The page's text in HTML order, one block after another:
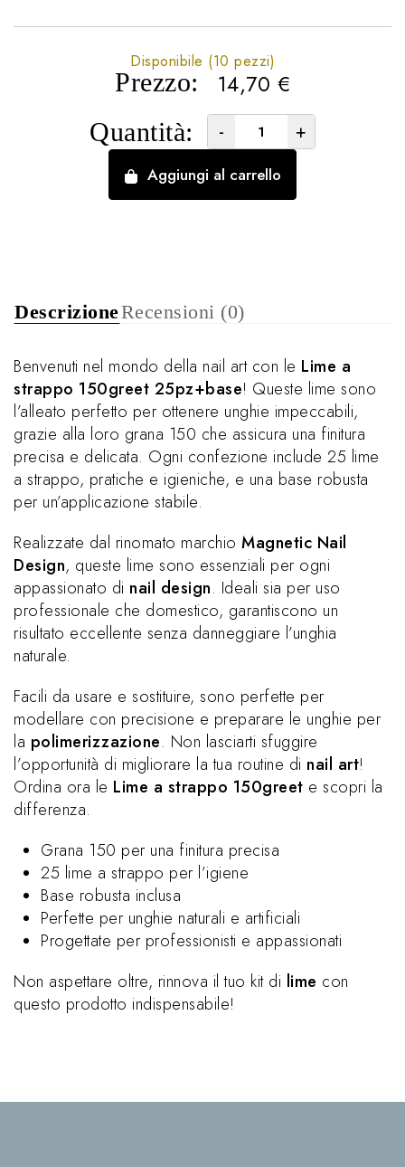
Prezzo: 14,70 €
Disponibile (10 pezzi)
Quantità: - +
Aggiungi al carrello
DescrizioneRecensioni (0)
Benvenuti nel mondo della nail art con le Lime a
strappo 150greet 25pz+base! Queste lime sono
l’alleato perfetto per ottenere unghie impeccabili,
grazie alla loro grana 150 che assicura una finitura
precisa e delicata. Ogni confezione include 25 lime
a strappo, pratiche e igieniche, e una base robusta
per un’applicazione stabile.
Realizzate dal rinomato marchio Magnetic Nail
Design, queste lime sono essenziali per ogni
appassionato di nail design. Ideali sia per uso
professionale che domestico, garantiscono un
risultato eccellente senza danneggiare l’unghia
naturale.
Facili da usare e sostituire, sono perfette per
modellare con precisione e preparare le unghie per
la polimerizzazione. Non lasciarti sfuggire
l’opportunità di migliorare la tua routine di nail art!
Ordina ora le Lime a strappo 150greet e scopri la
differenza.
Grana 150 per una finitura precisa
25 lime a strappo per l’igiene
Base robusta inclusa
Perfette per unghie naturali e artificiali
Progettate per professionisti e appassionati
Non aspettare oltre, rinnova il tuo kit di lime con
questo prodotto indispensabile!